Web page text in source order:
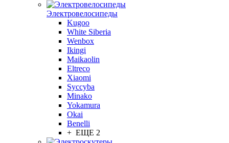
Электровелосипеды
Kugoo
White Siberia
Wenbox
Ikingi
Maikaolin
Eltreco
Xiaomi
Syccyba
Minako
Yokamura
Okai
Benelli
+ ЕЩЕ 2